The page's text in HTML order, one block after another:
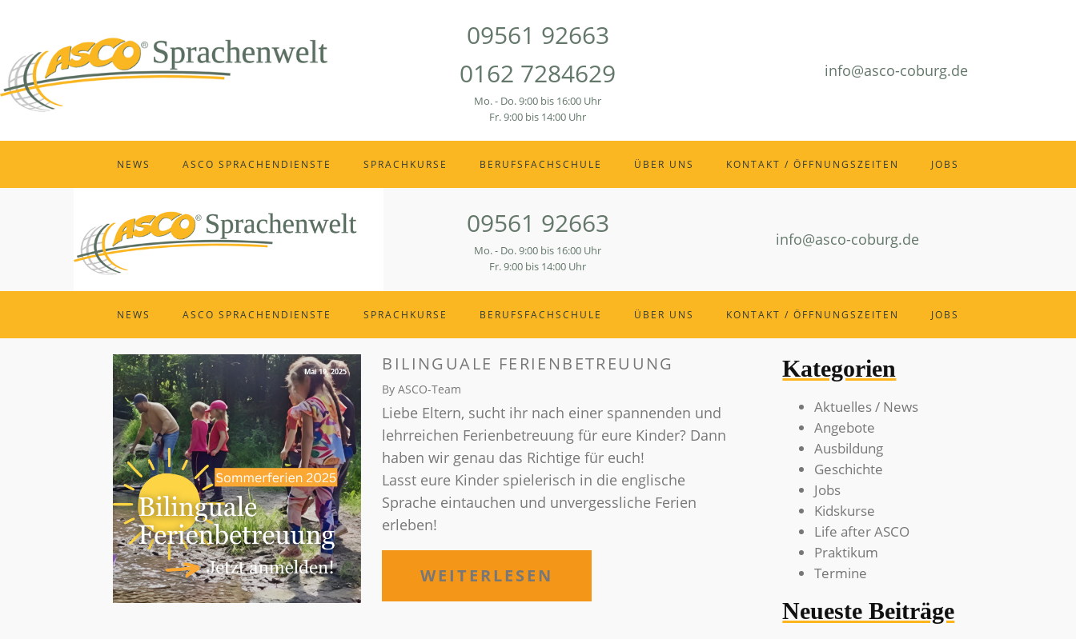
09561 92663
0162 7284629
Mo. - Do. 9:00 bis 16:00 Uhr
Fr. 9:00 bis 14:00 Uhr
info@asco-coburg.de
NEWS ASCO SPRACHENDIENSTE SPRACHKURSE BERUFSFACHSCHULE ÜBER UNS KONTAKT / ÖFFNUNGSZEITEN JOBS
09561 92663
Mo. - Do. 9:00 bis 16:00 Uhr
Fr. 9:00 bis 14:00 Uhr
info@asco-coburg.de
NEWS ASCO SPRACHENDIENSTE SPRACHKURSE BERUFSFACHSCHULE ÜBER UNS KONTAKT / ÖFFNUNGSZEITEN JOBS
Mai 19, 2025 BILINGUALE FERIENBETREUUNG
By ASCO-Team
Liebe Eltern, sucht ihr nach einer spannenden und
lehrreichen Ferienbetreuung für eure Kinder? Dann
haben wir genau das Richtige für euch!
Lasst eure Kinder spielerisch in die englische
Sprache eintauchen und unvergessliche Ferien
erleben!
WEITERLESEN
Kategorien
Aktuelles / News
Angebote
Ausbildung
Geschichte
Jobs
Kidskurse
Life after ASCO
Praktikum
Termine
Neueste Beiträge